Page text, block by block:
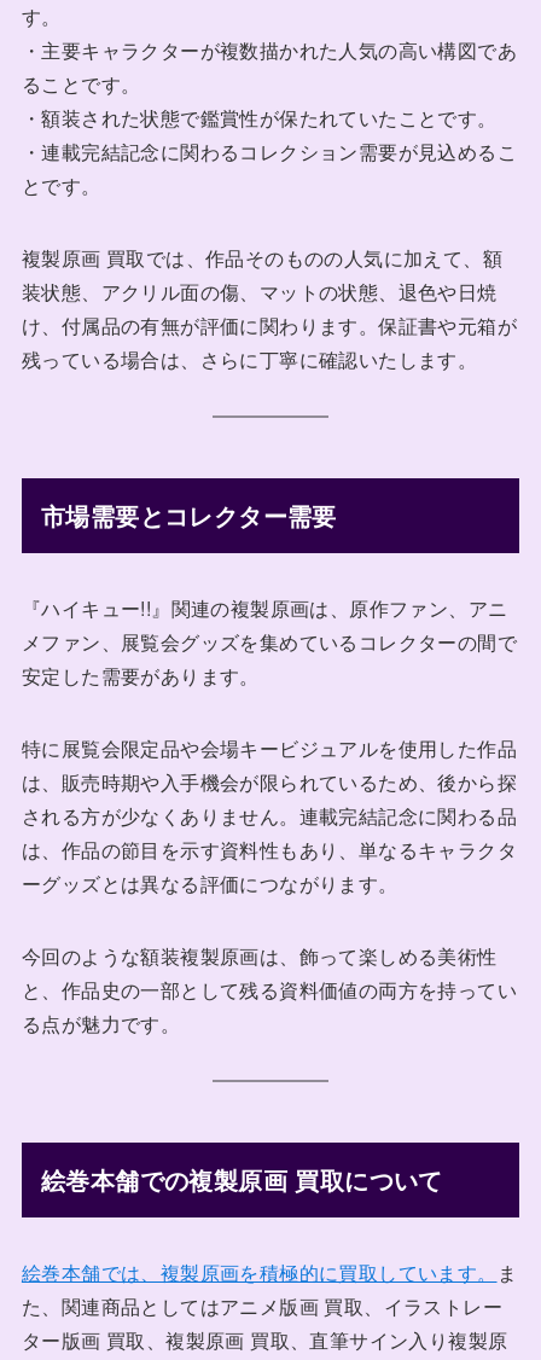
す。
・主要キャラクターが複数描かれた人気の高い構図であ
ることです。
・額装された状態で鑑賞性が保たれていたことです。
・連載完結記念に関わるコレクション需要が見込めるこ
とです。
複製原画 買取では、作品そのものの人気に加えて、額
装状態、アクリル面の傷、マットの状態、退色や日焼
け、付属品の有無が評価に関わります。保証書や元箱が
残っている場合は、さらに丁寧に確認いたします。
市場需要とコレクター需要
『ハイキュー!!』関連の複製原画は、原作ファン、アニ
メファン、展覧会グッズを集めているコレクターの間で
安定した需要があります。
特に展覧会限定品や会場キービジュアルを使用した作品
は、販売時期や入手機会が限られているため、後から探
される方が少なくありません。連載完結記念に関わる品
は、作品の節目を示す資料性もあり、単なるキャラクタ
ーグッズとは異なる評価につながります。
今回のような額装複製原画は、飾って楽しめる美術性
と、作品史の一部として残る資料価値の両方を持ってい
る点が魅力です。
絵巻本舗での複製原画 買取について
絵巻本舗では、複製原画を積極的に買取しています。
ま
た、関連商品としてはアニメ版画 買取、イラストレー
ター版画 買取、複製原画 買取、直筆サイン入り複製原